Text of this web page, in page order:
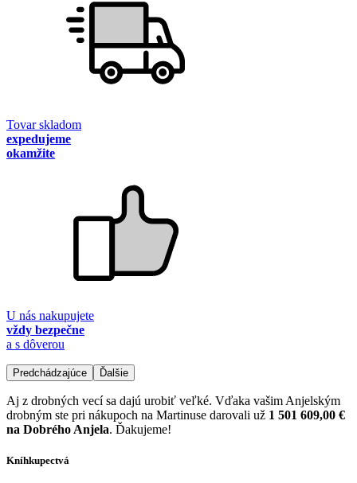
Tovar skladom
expedujeme
okamžite
U nás nakupujete
vždy bezpečne
a s dôverou
Predchádzajúce Ďalšie
Aj z drobných vecí sa dajú urobiť veľké. Vďaka vašim Anjelským
drobným ste pri nákupoch na Martinuse darovali už 1 501 609,00 €
na Dobrého Anjela. Ďakujeme!
Kníhkupectvá